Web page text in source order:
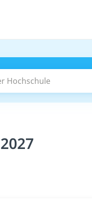
Hochschule